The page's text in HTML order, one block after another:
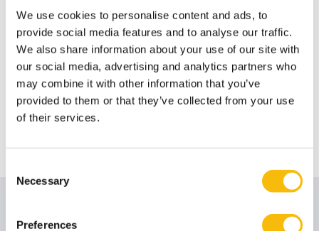
We use cookies to personalise content and ads, to
provide social media features and to analyse our traffic.
We also share information about your use of our site with
our social media, advertising and analytics partners who
may combine it with other information that you’ve
provided to them or that they’ve collected from your use
of their services.
Selection
Necessary
Preferences
volgen. Je ontmoet mensen die het programma al
volgen of hebben gevolgd en kan navragen hoe zij
bijvoorbeeld de studie weten te combineren met een
drukke baan en sociaal leven.
Daarnaast zijn we altijd te bereiken voor een
persoonlijk adviesgesprek, waarin we je graag
adviseren en alle vragen beantwoorden.